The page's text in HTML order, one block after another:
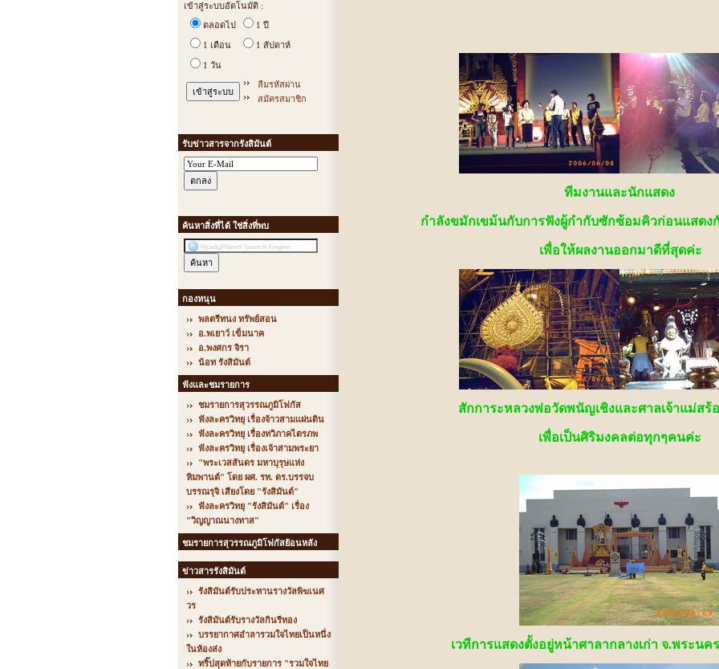
เข้าสู่ระบบอัตโนมัติ :
ตลอดไป
1 ปี
1 เดือน 1 สัปดาห์
1 วัน
ลืมรหัสผ่าน
สมัครสมาชิก
รับข่าวสารจากรังสิมันต์
ค้นหาสิ่งที่ได้ ใช่สิ่งที่พบ
กองหนุน
พลตรีทนง ทรัพย์สอน
อ.พเยาว์ เข็มนาค
อ.พงศกร จิรา
น้อท รังสิมันต์
ฟังและชมรายการ
ชมรายการสุวรรณภูมิโฟกัส
ฟังละครวิทยุ เรื่องจ้าวสามแผ่นดิน
ฟังละครวิทยุ เรื่องทวิภาคไตรภพ
ฟังละครวิทยุ เรื่องเจ้าสามพระยา
"พระเวสสันดร มหาบุรุษแห่ง
หิมพานต์" โดย ผศ. รท. ดร.บรรจบ
บรรณรุจิ เสียงโดย "รังสิมันต์"
ฟังละครวิทยุ "รังสิมันต์" เรื่อง
"วิญญาณนางทาส"
ชมรายการสุวรรณภูมิโฟกัสย้อนหลัง
ข่าวสารรังสิมันต์
รังสิมันต์รับประทานรางวัลพิฆเนศ
วร
รังสิมันต์รับรางวัลกินรีทอง
บรรยากาศอำลารวมใจไทยเป็นหนึ่ง
ในห้องส่ง
ทริ๊ปสุดท้ายกับรายการ "รวมใจไทย
ทีมงานและนักแสดง
กำลังขมักเขม้นกับการฟังผู้กำกับซักซ้อมคิวก่อนแสดง
เพื่อให้ผลงานออกมาดีที่สุดค่ะ
สักการะหลวงพ่อวัดพนัญเชิงและศาลเจ้าแม่สร้
เพื่อเป็นศิริมงคลต่อทุกๆคนค่ะ
เวทีการแสดงตั้งอยู่หน้าศาลากลางเก่า จ.พระนค